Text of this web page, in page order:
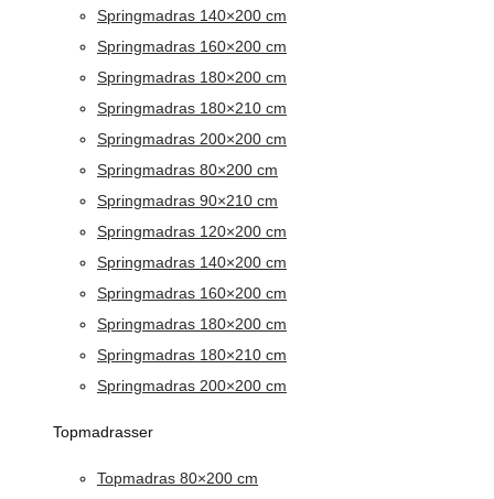
Springmadras 140×200 cm
Springmadras 160×200 cm
Springmadras 180×200 cm
Springmadras 180×210 cm
Springmadras 200×200 cm
Springmadras 80×200 cm
Springmadras 90×210 cm
Springmadras 120×200 cm
Springmadras 140×200 cm
Springmadras 160×200 cm
Springmadras 180×200 cm
Springmadras 180×210 cm
Springmadras 200×200 cm
Topmadrasser
Topmadras 80×200 cm